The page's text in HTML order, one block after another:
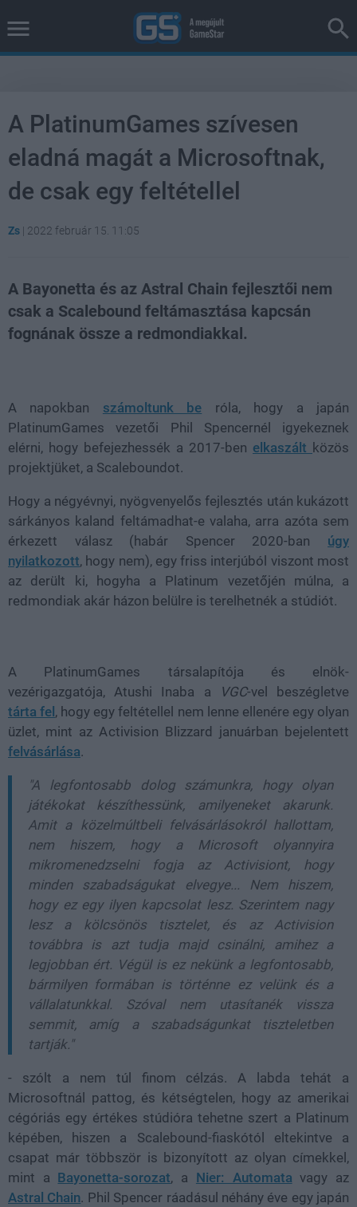
A PlatinumGames szívesen
eladná magát a Microsoftnak,
de csak egy feltétellel
Zs | 2022 február 15. 11:05
A Bayonetta és az Astral Chain fejlesztői nem
csak a Scalebound feltámasztása kapcsán
fognának össze a redmondiakkal.
A napokban számoltunk be róla, hogy a japán
PlatinumGames vezetői Phil Spencernél igyekeznek
elérni, hogy befejezhessék a 2017-ben elkaszált közös
projektjüket, a Scaleboundot.
Hogy a négyévnyi, nyögvenyelős fejlesztés után kukázott
sárkányos kaland feltámadhat-e valaha, arra azóta sem
érkezett válasz (habár Spencer 2020-ban úgy
nyilatkozott, hogy nem), egy friss interjúból viszont most
az derült ki, hogyha a Platinum vezetőjén múlna, a
redmondiak akár házon belülre is terelhetnék a stúdiót.
A PlatinumGames társalapítója és elnök-
vezérigazgatója, Atushi Inaba a
VGC-vel beszégletve
tárta fel , hogy egy feltétellel nem lenne ellenére egy olyan
üzlet, mint az Activision Blizzard januárban bejelentett
felvásárlása.
"A legfontosabb dolog számunkra, hogy olyan
játékokat készíthessünk, amilyeneket akarunk.
Amit a közelmúltbeli felvásárlásokról hallottam,
nem hiszem, hogy a Microsoft olyannyira
mikromenedzselni fogja az Activisiont, hogy
minden szabadságukat elvegye... Nem hiszem,
hogy ez egy ilyen kapcsolat lesz. Szerintem nagy
lesz a kölcsönös tisztelet, és az Activision
továbbra is azt tudja majd csinálni, amihez a
legjobban ért. Végül is ez nekünk a legfontosabb,
bármilyen formában is történne ez velünk és a
vállalatunkkal. Szóval nem utasítanék vissza
semmit, amíg a szabadságunkat tiszteletben
tartják."
- szólt a nem túl finom célzás. A labda tehát a
Microsoftnál pattog, és kétségtelen, hogy az amerikai
cégóriás egy értékes stúdióra tehetne szert a Platinum
képében, hiszen a Scalebound-fiaskótól eltekintve a
csapat már többször is bizonyított az olyan címekkel,
mint a Bayonetta-sorozat, a Nier: Automata vagy az
Astral Chain. Phil Spencer ráadásul néhány éve egy japán